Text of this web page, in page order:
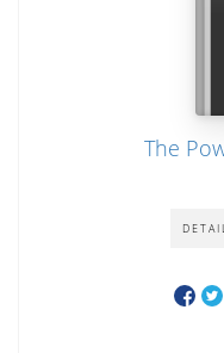
The